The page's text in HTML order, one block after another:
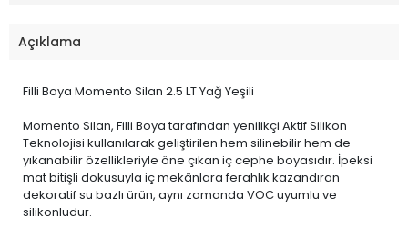
Açıklama
Filli Boya Momento Silan 2.5 LT Yağ Yeşili
Momento Silan, Filli Boya tarafından yenilikçi Aktif Silikon
Teknolojisi kullanılarak geliştirilen hem silinebilir hem de
yıkanabilir özellikleriyle öne çıkan iç cephe boyasıdır. İpeksi
mat bitişli dokusuyla iç mekânlara ferahlık kazandıran
dekoratif su bazlı ürün, aynı zamanda VOC uyumlu ve
silikonludur.